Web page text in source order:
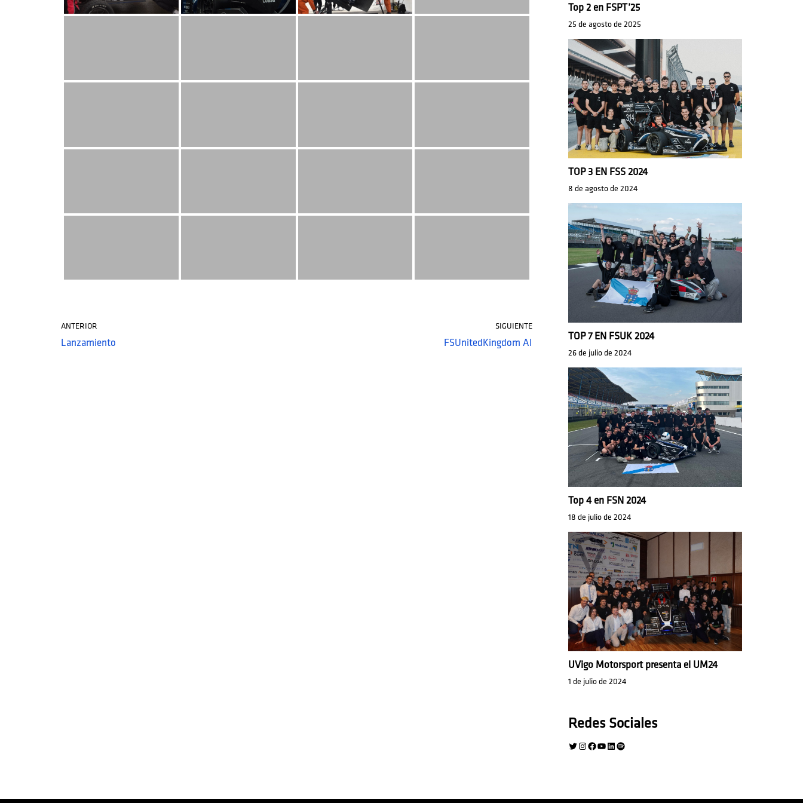
ANTERIOR
Lanzamiento
SIGUIENTE
FSUnitedKingdom AI
Top 2 en FSPT’25
25 de agosto de 2025
TOP 3 EN FSS 2024
8 de agosto de 2024
TOP 7 EN FSUK 2024
26 de julio de 2024
Top 4 en FSN 2024
18 de julio de 2024
UVigo Motorsport presenta el UM24
1 de julio de 2024
Redes Sociales